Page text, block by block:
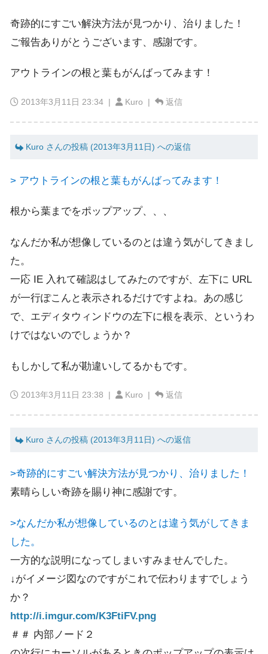
奇跡的にすごい解決方法が見つかり、治りました！
ご報告ありがとうございます、感謝です。
アウトラインの根と葉もがんばってみます！
2013年3月11日 23:34 | Kuro | 返信
Kuro さんの投稿 (2013年3月11日) への返信
> アウトラインの根と葉もがんばってみます！
根から葉までをポップアップ、、、
なんだか私が想像しているのとは違う気がしてきまし
た。
一応 IE 入れて確認はしてみたのですが、左下に URL
が一行ぽこんと表示されるだけですよね。あの感じ
で、エディタウィンドウの左下に根を表示、というわ
けではないのでしょうか？
もしかして私が勘違いしてるかもです。
2013年3月11日 23:38 | Kuro | 返信
Kuro さんの投稿 (2013年3月11日) への返信
>奇跡的にすごい解決方法が見つかり、治りました！
素晴らしい奇跡を賜り神に感謝です。
>なんだか私が想像しているのとは違う気がしてきま
した。
一方的な説明になってしまいすみませんでした。
↓がイメージ図なのですがこれで伝わりますでしょう
か？
http://i.imgur.com/K3FtiFV.png
＃＃ 内部ノード２